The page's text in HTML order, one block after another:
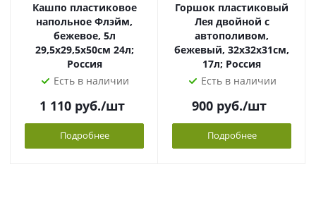
Кашпо пластиковое
напольное Флэйм,
бежевое, 5л
29,5х29,5х50см 24л;
Россия
Есть в наличии
1 110руб./шт
Подробнее
Горшок пластиковый
Лея двойной с
автополивом,
бежевый, 32х32х31см,
17л; Россия
Есть в наличии
900 руб./шт
Подробнее